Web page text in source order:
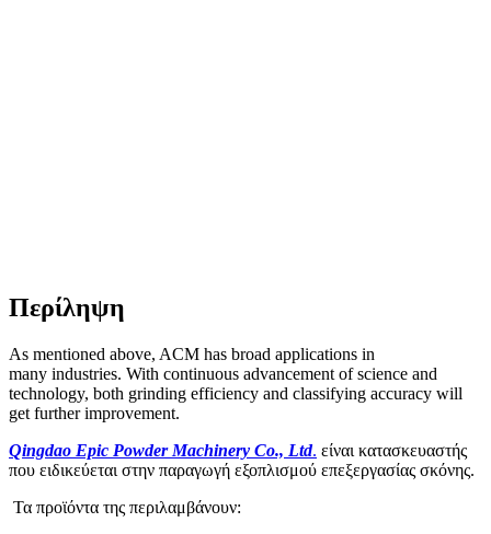
Περίληψη
As mentioned above, ACM has broad applications in
many industries. With continuous advancement of science and
technology, both grinding efficiency and classifying accuracy will
get further improvement.
Qingdao Epic Powder Machinery Co., Ltd. είναι κατασκευαστής
που ειδικεύεται στην παραγωγή εξοπλισμού επεξεργασίας σκόνης.
Τα προϊόντα της περιλαμβάνουν: